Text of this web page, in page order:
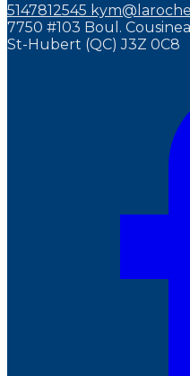
5147812545
7750 #103 Boul.
St-Hubert (QC) J3Z 0C8